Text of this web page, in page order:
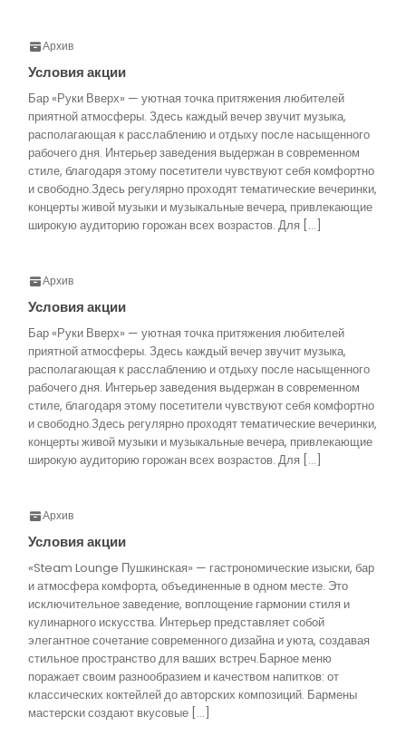
Архив
Условия акции
Бар «Руки Вверх» — уютная точка притяжения любителей
приятной атмосферы. Здесь каждый вечер звучит музыка,
располагающая к расслаблению и отдыху после насыщенного
рабочего дня. Интерьер заведения выдержан в современном
стиле, благодаря этому посетители чувствуют себя комфортно
и свободно.Здесь регулярно проходят тематические вечеринки,
концерты живой музыки и музыкальные вечера, привлекающие
широкую аудиторию горожан всех возрастов. Для […]
Архив
Условия акции
Бар «Руки Вверх» — уютная точка притяжения любителей
приятной атмосферы. Здесь каждый вечер звучит музыка,
располагающая к расслаблению и отдыху после насыщенного
рабочего дня. Интерьер заведения выдержан в современном
стиле, благодаря этому посетители чувствуют себя комфортно
и свободно.Здесь регулярно проходят тематические вечеринки,
концерты живой музыки и музыкальные вечера, привлекающие
широкую аудиторию горожан всех возрастов. Для […]
Архив
Условия акции
«Steam Lounge Пушкинская» — гастрономические изыски, бар
и атмосфера комфорта, объединенные в одном месте. Это
исключительное заведение, воплощение гармонии стиля и
кулинарного искусства. Интерьер представляет собой
элегантное сочетание современного дизайна и уюта, создавая
стильное пространство для ваших встреч.Барное меню
поражает своим разнообразием и качеством напитков: от
классических коктейлей до авторских композиций. Бармены
мастерски создают вкусовые […]